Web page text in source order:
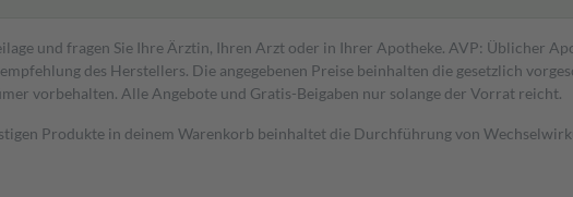
und fragen Sie Ihre Ärztin, Ihren Arzt oder in Ihrer Apotheke. AVP: Üblicher
des Herstellers. Die angegebenen Preise beinhalten die gesetzlich
vorbehalten. Alle Angebote und Gratis-Beigaben nur solange der Vorrat reicht.
Produkte in deinem Warenkorb beinhaltet die Durchführung von